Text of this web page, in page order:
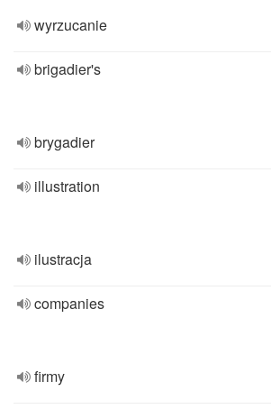
wyrzucanie
brigadier's
brygadier
illustration
ilustracja
companies
firmy